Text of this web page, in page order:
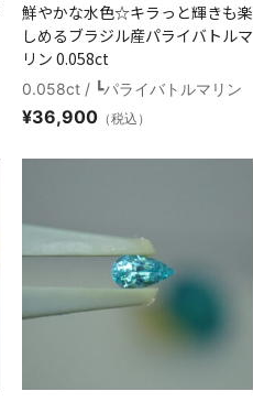
鮮やかな水色☆キラっと輝きも楽
しめるブラジル産パライバトルマ
リン 0.058ct
0.058ct / ┗パライバトルマリン
¥36,900 （税込）